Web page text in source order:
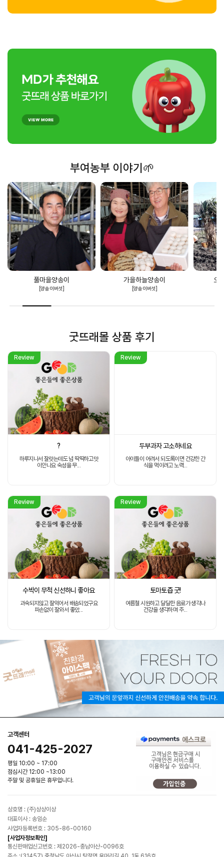
부여농부 이야기🌱
풀마을양송이
[양송이버섯]
가을하늘양송이
[양송이버섯]
오번리탁
굿뜨래몰 상품 후기
Review
?
하루지나서 잘랏는데도 넘 딱딱하고맛
이안나요 숙성을 무...
Review
두부과자 고소하네요
아이들이 어려서 되도록이면 건강한 간
식을 먹이려고 노력...
Review
수박이 무척 신선하니 좋아요
과숙되지않고 잘익어서 배송되었구요
파손없이 잘와서 좋았...
Review
토마토즙 굿!
여름철 시원하고 달달한 음료가 생각나
건강을 생각하며 주...
고객센터
041-425-2027
평일 10:00 ~ 17:00
점심시간 12:00 ~13:00
주말 및 공휴일은 휴무입니다.
상호명 : (주)상상이상
대표이사 : 송임순
사업자등록번호 : 305-86-00160
[사업자정보확인]
통신판매업신고번호 : 제2026-충남아산-0096호